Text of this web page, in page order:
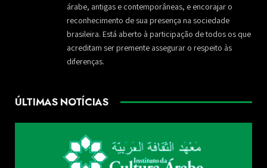
árabe, antigas e contemporâneas, e encorajar o
reconhecimento de sua presença na sociedade
brasileira. Está aberto à participação de todos os que
acreditam ser premente assegurar o respeito às
diferenças.
ÚLTIMAS NOTÍCIAS